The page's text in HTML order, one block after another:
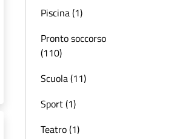
Piscina (1)
Pronto soccorso
(110)
Scuola (11)
Sport (1)
Teatro (1)